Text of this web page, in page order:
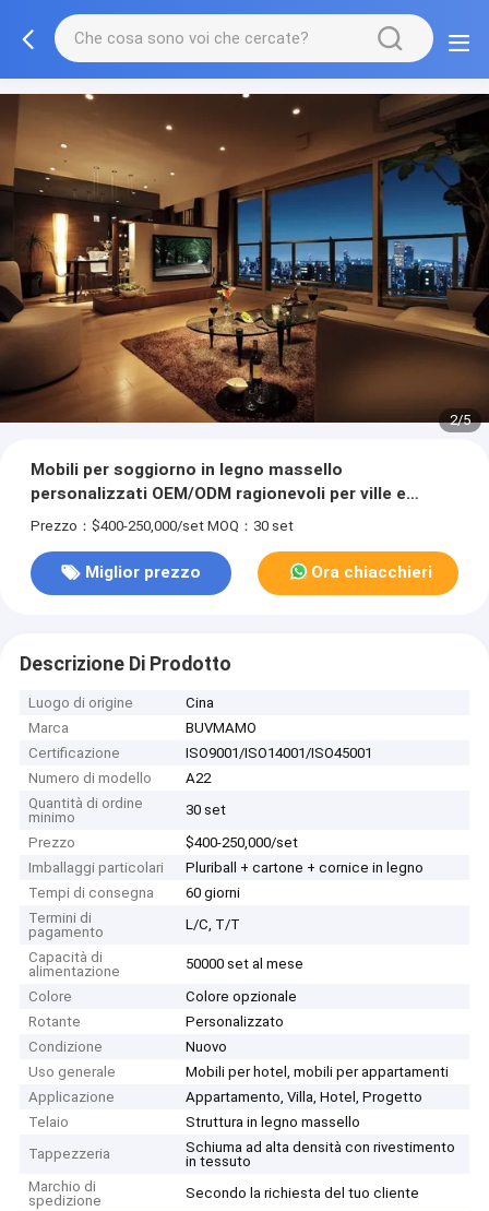
3/5
Mobili per soggiorno in legno massello
personalizzati OEM/ODM ragionevoli per ville e
appartamenti, set completi
Prezzo：$400-250,000/set MOQ：30 set
Miglior prezzo Ora chiacchieri
Descrizione Di Prodotto
Luogo di origine
Cina
Marca
BUVMAMO
Certificazione
ISO9001/ISO14001/ISO45001
Numero di modello
A22
Quantità di ordine
minimo
30 set
Prezzo
$400-250,000/set
Imballaggi particolari
Pluriball + cartone + cornice in legno
Tempi di consegna
60 giorni
Termini di
pagamento
L/C, T/T
Capacità di
alimentazione
50000 set al mese
Colore
Colore opzionale
Rotante
Personalizzato
Condizione
Nuovo
Uso generale
Mobili per hotel, mobili per appartamenti
Applicazione
Appartamento, Villa, Hotel, Progetto
Telaio
Struttura in legno massello
Tappezzeria
Schiuma ad alta densità con rivestimento
in tessuto
Marchio di
spedizione
Secondo la richiesta del tuo cliente